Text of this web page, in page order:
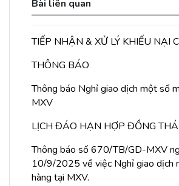
Bài liên quan
TIẾP NHẬN & XỬ LÝ KHIẾU NẠI
THÔNG BÁO
Thông báo Nghỉ giao dịch một số
MXV
LỊCH ĐÁO HẠN HỢP ĐỒNG
Thông báo số 670/TB/GD-MXV
10/9/2025 về việc Nghỉ giao dịch
hàng tại MXV.